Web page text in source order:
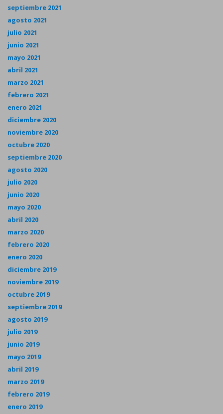
septiembre 2021
agosto 2021
julio 2021
junio 2021
mayo 2021
abril 2021
marzo 2021
febrero 2021
enero 2021
diciembre 2020
noviembre 2020
octubre 2020
septiembre 2020
agosto 2020
julio 2020
junio 2020
mayo 2020
abril 2020
marzo 2020
febrero 2020
enero 2020
diciembre 2019
noviembre 2019
octubre 2019
septiembre 2019
agosto 2019
julio 2019
junio 2019
mayo 2019
abril 2019
marzo 2019
febrero 2019
enero 2019